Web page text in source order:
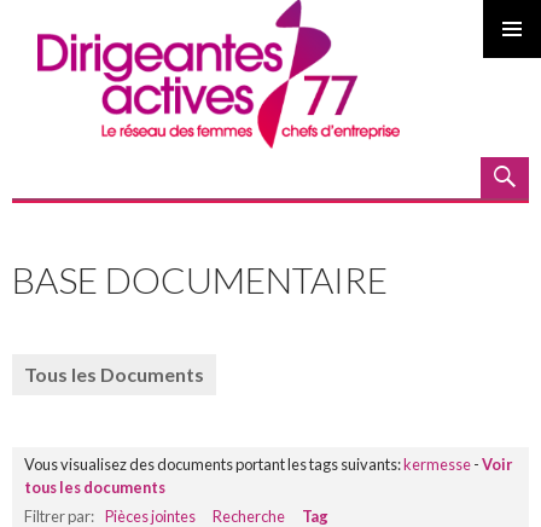
AU
PRINCIPAL
BASE DOCUMENTAIRE
Tous les Documents
Vous visualisez des documents portant les tags suivants:kermesse-Voir
tous les documents
Filtrer par: Pièces jointes Recherche Tag